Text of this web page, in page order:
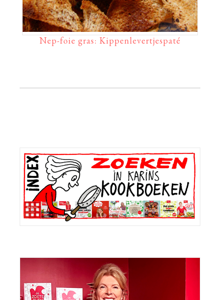
Nep-foie gras: Kippenlevertjespaté
Primaire
Sidebar